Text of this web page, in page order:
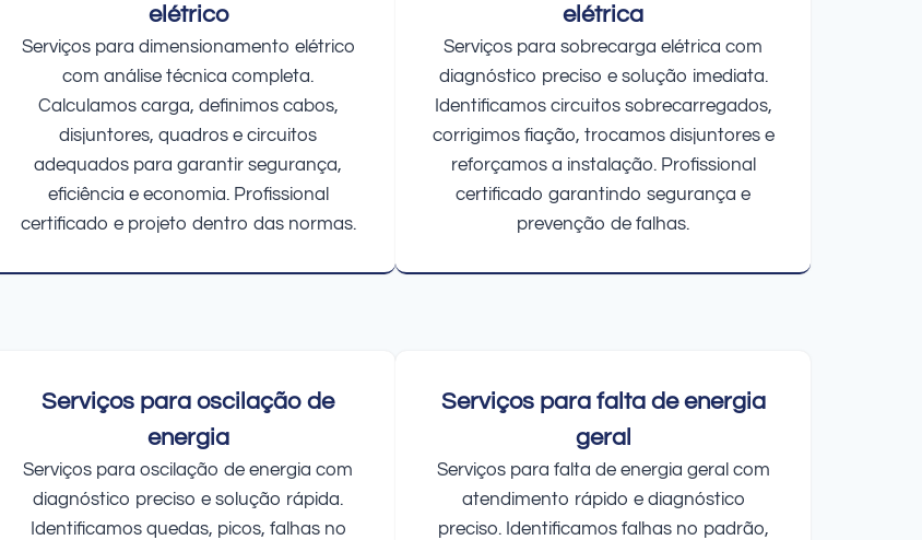
elétrico
Serviços para dimensionamento elétrico
com análise técnica completa.
Calculamos carga, definimos cabos,
disjuntores, quadros e circuitos
adequados para garantir segurança,
eficiência e economia. Profissional
certificado e projeto dentro das normas.
elétrica
Serviços para sobrecarga elétrica com
diagnóstico preciso e solução imediata.
Identificamos circuitos sobrecarregados,
corrigimos fiação, trocamos disjuntores e
reforçamos a instalação. Profissional
certificado garantindo segurança e
prevenção de falhas.
Serviços para oscilação de
energia
Serviços para oscilação de energia com
diagnóstico preciso e solução rápida.
Identificamos quedas, picos, falhas no
Serviços para falta de energia
geral
Serviços para falta de energia geral com
atendimento rápido e diagnóstico
preciso. Identificamos falhas no padrão,